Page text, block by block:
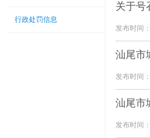
行政处罚信息
关于号
发布时间
汕尾市
发布时间
汕尾市
发布时间